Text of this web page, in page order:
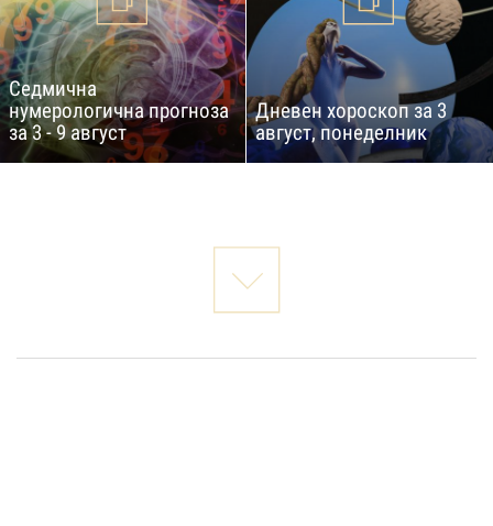
Седмична
нумерологична прогноза
за 3 - 9 август
Дневен хороскоп за 3
август, понеделник